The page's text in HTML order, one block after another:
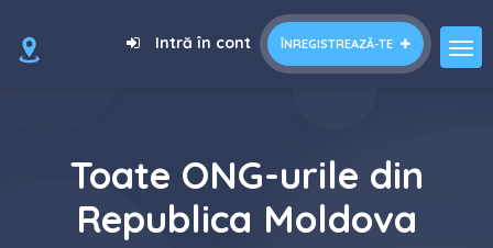
ÎNREGISTREAZĂ-TE
Intră în cont
Toate ONG-urile din
Republica Moldova